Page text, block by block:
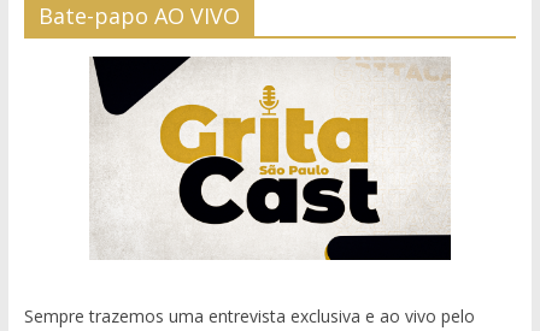
Bate-papo AO VIVO
Sempre trazemos uma entrevista exclusiva e ao vivo pelo